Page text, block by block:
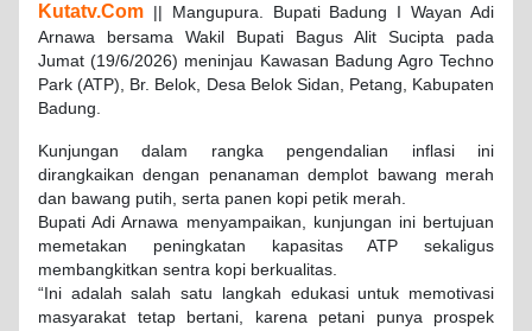
Kutatv.Com || Mangupura. Bupati Badung I Wayan Adi
Arnawa bersama Wakil Bupati Bagus Alit Sucipta pada
Jumat (19/6/2026) meninjau Kawasan Badung Agro Techno
Park (ATP), Br. Belok, Desa Belok Sidan, Petang, Kabupaten
Badung.
Kunjungan dalam rangka pengendalian inflasi ini
dirangkaikan dengan penanaman demplot bawang merah
dan bawang putih, serta panen kopi petik merah.
Bupati Adi Arnawa menyampaikan, kunjungan ini bertujuan
memetakan peningkatan kapasitas ATP sekaligus
membangkitkan sentra kopi berkualitas.
“Ini adalah salah satu langkah edukasi untuk memotivasi
masyarakat tetap bertani, karena petani punya prospek